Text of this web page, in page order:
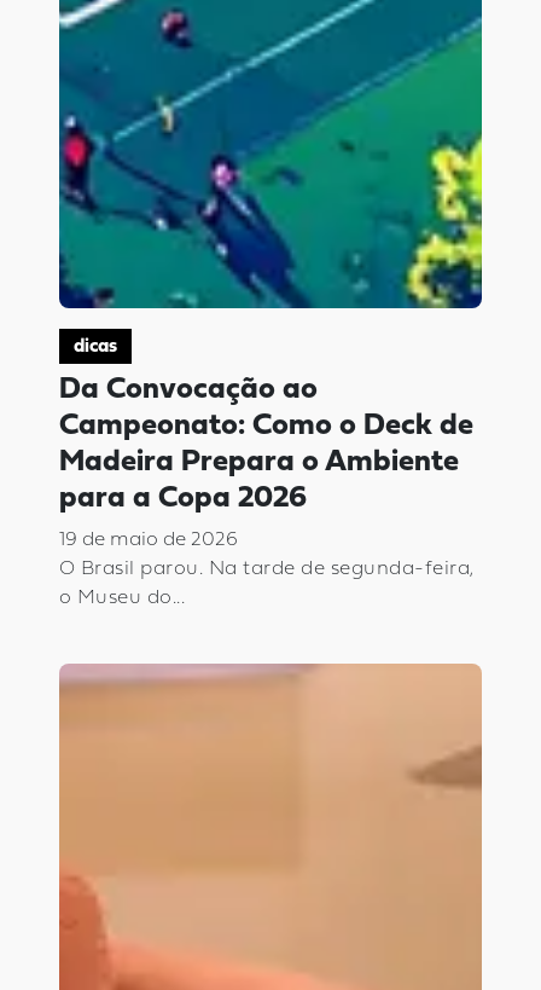
dicas
Da Convocação ao
Campeonato: Como o Deck de
Madeira Prepara o Ambiente
para a Copa 2026
19 de maio de 2026
O Brasil parou. Na tarde de segunda-feira,
o Museu do...